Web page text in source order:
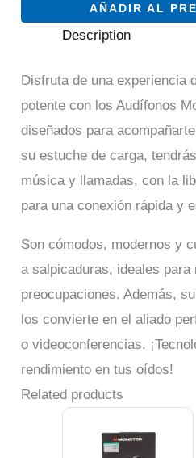
AÑADIR AL
Description
Disfruta de una experiencia
potente con los Audífonos
diseñados para
su estuche de carga,
música y llamadas, con la
para una conexión rápida y
Son cómodos, modernos y
a salpicaduras, ideales para
preocupaciones. Además,
los convierte en el aliado
o videoconferencias.
rendimiento en tus oídos!
Related products